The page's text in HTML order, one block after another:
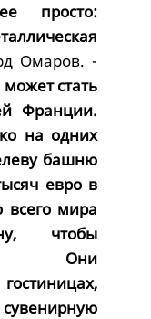
просто:
Омаров. -
стать
Франции.
на одних
башню
евро в
всего мира
чтобы
Они